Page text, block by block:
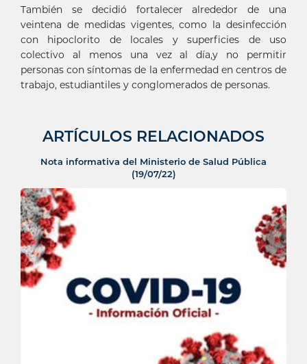
También se decidió fortalecer alrededor de una
veintena de medidas vigentes, como la desinfección
con hipoclorito de locales y superficies de uso
colectivo al menos una vez al día,y no permitir
personas con síntomas de la enfermedad en centros de
trabajo, estudiantiles y conglomerados de personas.
ARTÍCULOS RELACIONADOS
Nota informativa del Ministerio de Salud Pública
(19/07/22)